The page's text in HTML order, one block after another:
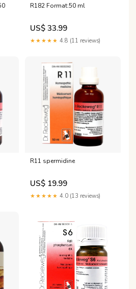
R182 Format:50 ml
US$ 33.99
★★★★★ 4.8 (11 reviews)
R11 spermidine
US$ 19.99
★★★★★ 4.0 (13 reviews)